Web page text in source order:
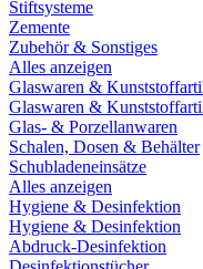
Stiftsysteme
Zemente
Zubehör & Sonstiges
Alles anzeigen
Glaswaren &
Glaswaren &
Glas- & Porzellanwaren
Schalen, Dosen & Behälter
Schubladeneinsätze
Alles anzeigen
Hygiene & Desinfektion
Hygiene & Desinfektion
Abdruck-Desinfektion